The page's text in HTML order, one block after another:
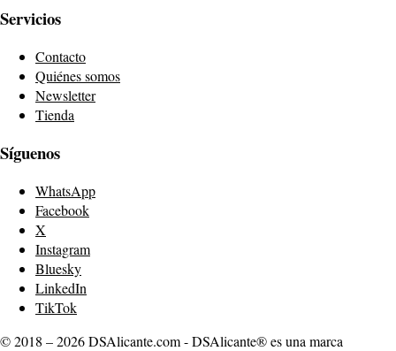
Servicios
Contacto
Quiénes somos
Newsletter
Tienda
Síguenos
WhatsApp
Facebook
X
Instagram
Bluesky
LinkedIn
TikTok
© 2018 – 2026 DSAlicante.com - DSAlicante® es una marca